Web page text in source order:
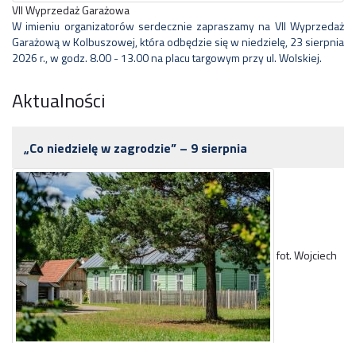
VII Wyprzedaż Garażowa
W imieniu organizatorów serdecznie zapraszamy na VII Wyprzedaż
Garażową w Kolbuszowej, która odbędzie się w niedzielę, 23 sierpnia
2026 r., w godz. 8.00 - 13.00 na placu targowym przy ul. Wolskiej.
Aktualności
„Co niedzielę w zagrodzie” – 9 sierpnia
fot. Wojciech